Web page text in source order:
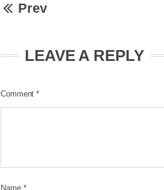
Prev
LEAVE A REPLY
Comment *